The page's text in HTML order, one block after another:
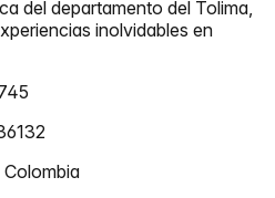
del departamento del Tolima,
inolvidables en